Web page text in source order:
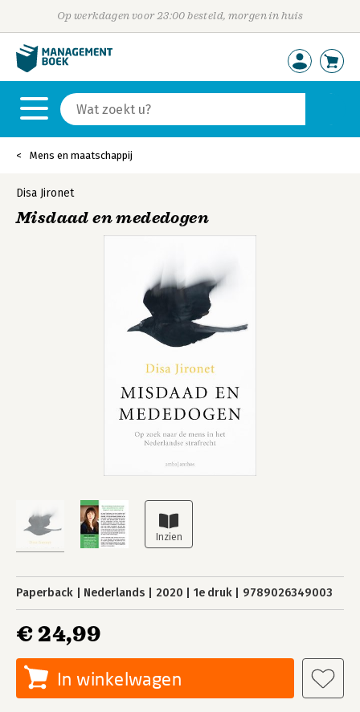
Op werkdagen voor 23:00 besteld, morgen in huis
Mens en maatschappij
Disa Jironet
Misdaad en mededogen
Paperback Nederlands 2020 1e druk 9789026349003
€ 24,99
In winkelwagen